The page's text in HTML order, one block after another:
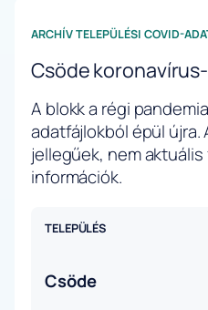
ARCHÍV TELEPÜLÉSI COVID-
Csöde
A blokk a régi
adatfájlokból épül újra.
jellegűek, nem
információk.
TELEPÜLÉS
Csöde